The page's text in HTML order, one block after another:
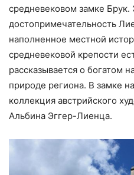
средневековом замке Брук.
достопримечательность
наполненное местной
средневековой крепости
рассказывается о богатом
природе региона. В замке
коллекция австрийского
Альбина Эггер-Лиенца.